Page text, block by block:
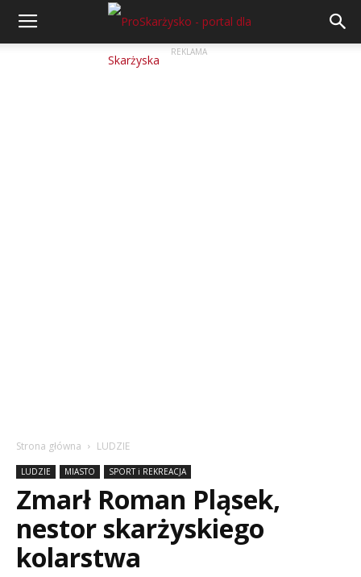
REKLAMA
Strona główna LUDZIE
LUDZIE MIASTO SPORT i REKREACJA
Zmarł Roman Pląsek,
nestor skarżyskiego
kolarstwa